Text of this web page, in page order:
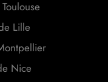
Lille
Nice